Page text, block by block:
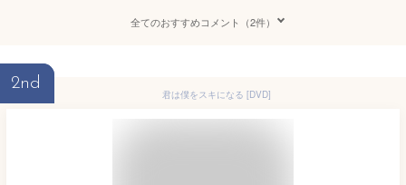
全てのおすすめコメント（2件）
2nd
君は僕をスキになる [DVD]